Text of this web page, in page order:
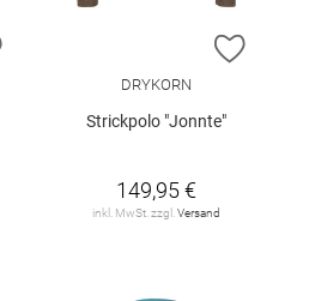
ZUR WUNSCHLISTE HINZUFÜGEN
ZUR
DRYKORN
Strickpolo "Jonnte"
149,95 €
inkl. MwSt. zzgl. Versand